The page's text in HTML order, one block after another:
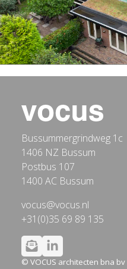
Bussummergrindweg 1c
1406 NZ Bussum
Postbus 107
1400 AC Bussum
vocus@vocus.nl
+31(0)35 69 89 135
© VOCUS architecten bna bv